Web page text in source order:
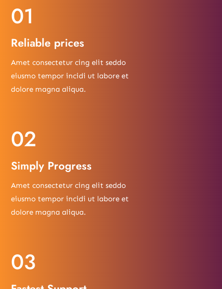
01
Reliable prices
Amet consectetur cing elit seddo
eiusmo tempor incidi ut labore et
dolore magna aliqua.
02
Simply Progress
Amet consectetur cing elit seddo
eiusmo tempor incidi ut labore et
dolore magna aliqua.
03